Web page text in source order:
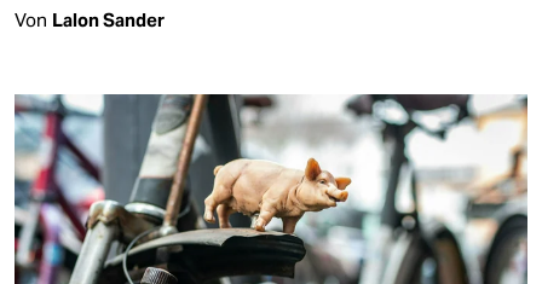
Von Lalon Sander